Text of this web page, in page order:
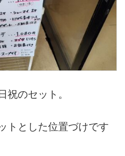
祝のセット。
トとした位置づけです